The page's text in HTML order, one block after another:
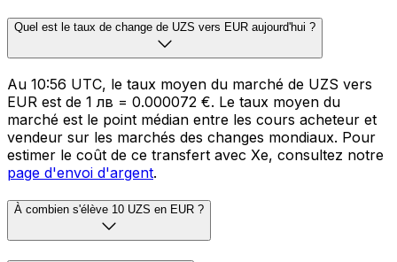
Quel est le taux de change de UZS vers EUR aujourd'hui ?
Au 10:56 UTC, le taux moyen du marché de UZS vers
EUR est de 1 лв = 0.000072 €. Le taux moyen du
marché est le point médian entre les cours acheteur et
vendeur sur les marchés des changes mondiaux. Pour
estimer le coût de ce transfert avec Xe, consultez notre
page d'envoi d'argent.
À combien s'élève 10 UZS en EUR ?